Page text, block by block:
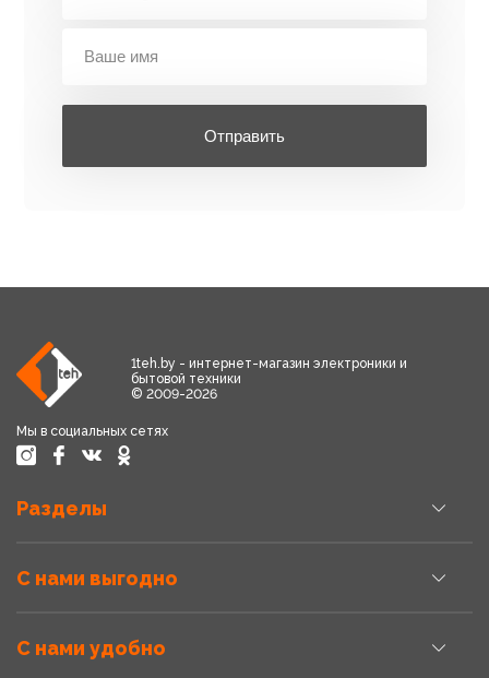
Отправить
1teh.by - интернет-магазин электроники и
бытовой техники
© 2009-2026
Мы в социальных сетях
Разделы
С нами выгодно
С нами удобно